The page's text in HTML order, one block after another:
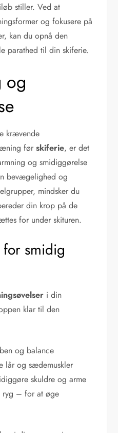
stiller. Ved at
og fokusere på
kan du opnå den
parathed til din skiferie.
og
krævende
førskiferie, er det
og smidiggørelse
bevægelighed og
mindsker du
din krop på de
for under skituren.
smidig
i din
klar til den
og balance
lår og sædemuskler
skuldre og arme
ryg – for at øge